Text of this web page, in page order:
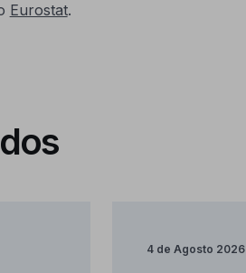
Eurostat.
4 de Agosto 2026